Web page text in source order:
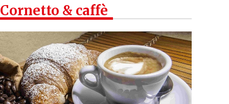
Cornetto & caffè